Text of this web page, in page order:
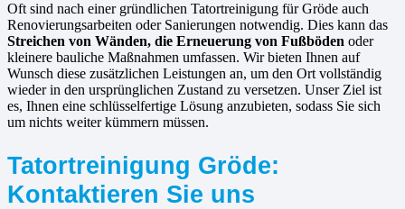
Oft sind nach einer gründlichen Tatortreinigung für Gröde auch
Renovierungsarbeiten oder Sanierungen notwendig. Dies kann das
Streichen von Wänden, die Erneuerung von Fußböden oder
kleinere bauliche Maßnahmen umfassen. Wir bieten Ihnen auf
Wunsch diese zusätzlichen Leistungen an, um den Ort vollständig
wieder in den ursprünglichen Zustand zu versetzen. Unser Ziel ist
es, Ihnen eine schlüsselfertige Lösung anzubieten, sodass Sie sich
um nichts weiter kümmern müssen.
Tatortreinigung Gröde:
Kontaktieren Sie uns